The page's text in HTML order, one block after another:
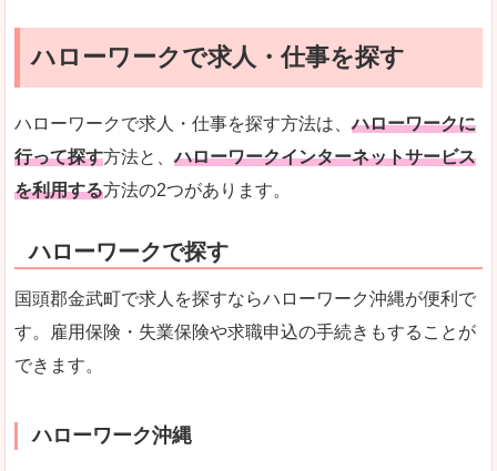
ハローワークで求人・仕事を探す
ハローワークで求人・仕事を探す方法は、ハローワークに
行って探す方法と、ハローワークインターネットサービス
を利用する方法の2つがあります。
ハローワークで探す
国頭郡金武町で求人を探すならハローワーク沖縄が便利で
す。雇用保険・失業保険や求職申込の手続きもすることが
できます。
ハローワーク沖縄